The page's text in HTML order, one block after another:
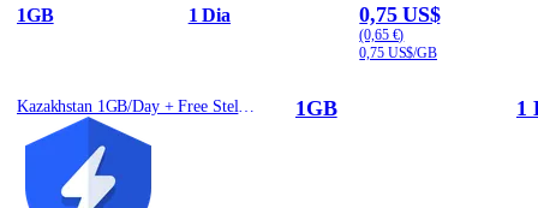
1GB 1 Dia 0,75 US$
(0,65 €)
0,75 US$/GB
1GB 1